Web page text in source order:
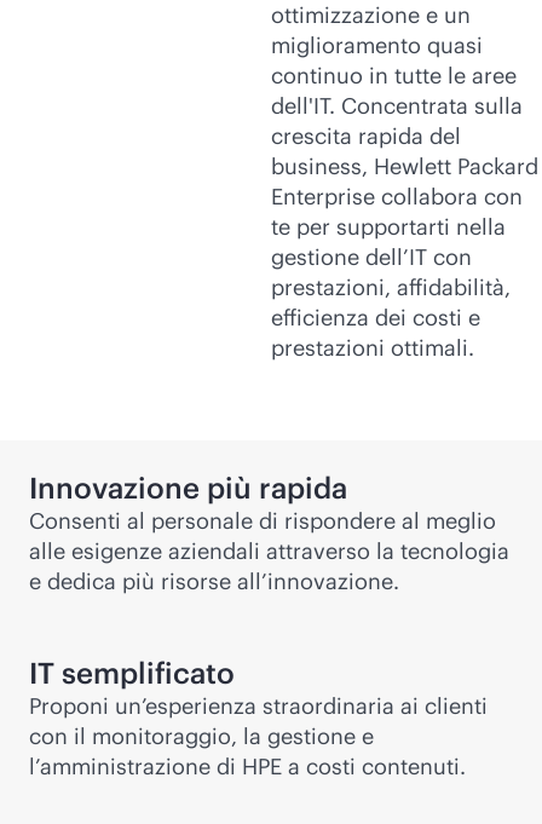
ottimizzazione e un
miglioramento quasi
continuo in tutte le aree
dell'IT. Concentrata sulla
crescita rapida del
business, Hewlett Packard
Enterprise collabora con
te per supportarti nella
gestione dell’IT con
prestazioni, affidabilità,
efficienza dei costi e
prestazioni ottimali.
Innovazione più rapida
Consenti al personale di rispondere al meglio
alle esigenze aziendali attraverso la tecnologia
e dedica più risorse all’innovazione.
IT semplificato
Proponi un’esperienza straordinaria ai clienti
con il monitoraggio, la gestione e
l’amministrazione di HPE a costi contenuti.